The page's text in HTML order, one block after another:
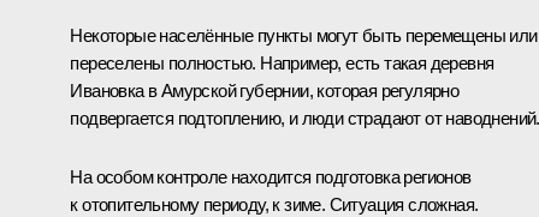
Некоторые населённые пункты могут быть перемещены или
переселены полностью. Например, есть такая деревня
Ивановка в Амурской губернии, которая регулярно
подвергается подтоплению, и люди страдают от наводнений.
На особом контроле находится подготовка регионов
к отопительному периоду, к зиме. Ситуация сложная.